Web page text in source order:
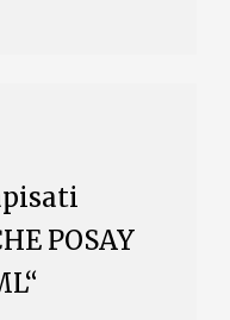
POSAY